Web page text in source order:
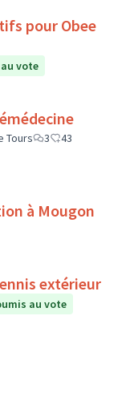
pour Obee
vote
Tours 3
43
à Mougon
extérieur
au vote